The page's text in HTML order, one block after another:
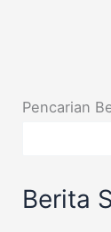
Pencarian
Berita